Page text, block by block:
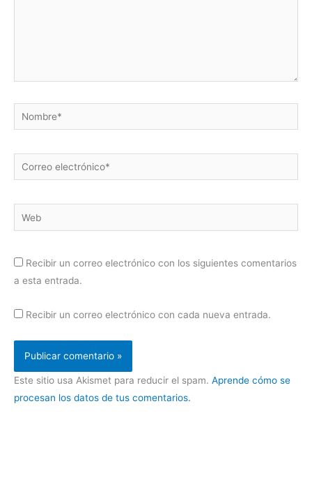
Nombre*
Correo
electrónico*
Web
Recibir un correo electrónico con los siguientes comentarios
a esta entrada.
Recibir un correo electrónico con cada nueva entrada.
Este sitio usa Akismet para reducir el spam. Aprende cómo se
procesan los datos de tus comentarios.